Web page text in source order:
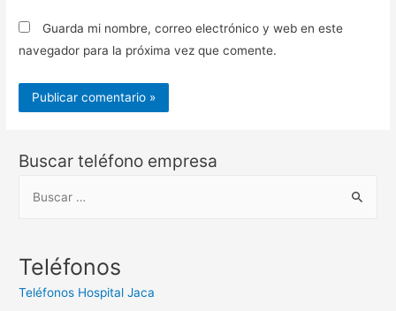
Guarda mi nombre, correo electrónico y web en este
navegador para la próxima vez que comente.
Buscar teléfono empresa
c
Teléfonos
Teléfonos Hospital Jaca